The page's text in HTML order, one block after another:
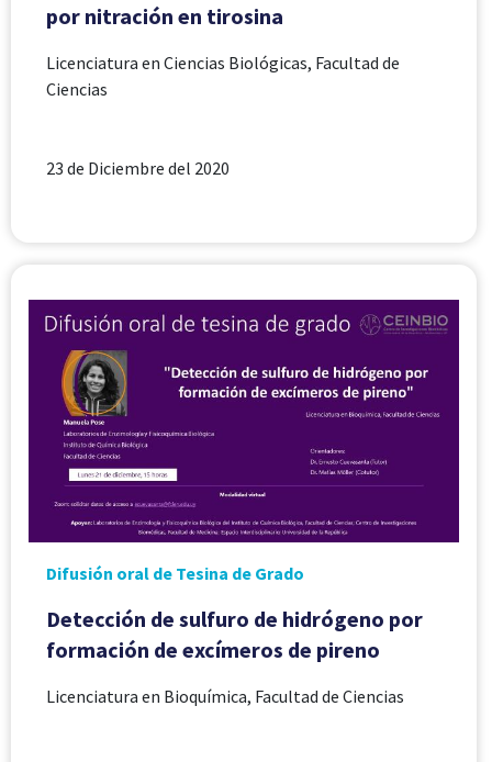
por nitración en tirosina
Licenciatura en Ciencias Biológicas, Facultad de
Ciencias
23 de Diciembre del 2020
Difusión oral de Tesina de Grado
Detección de sulfuro de hidrógeno por
formación de excímeros de pireno
Licenciatura en Bioquímica, Facultad de Ciencias